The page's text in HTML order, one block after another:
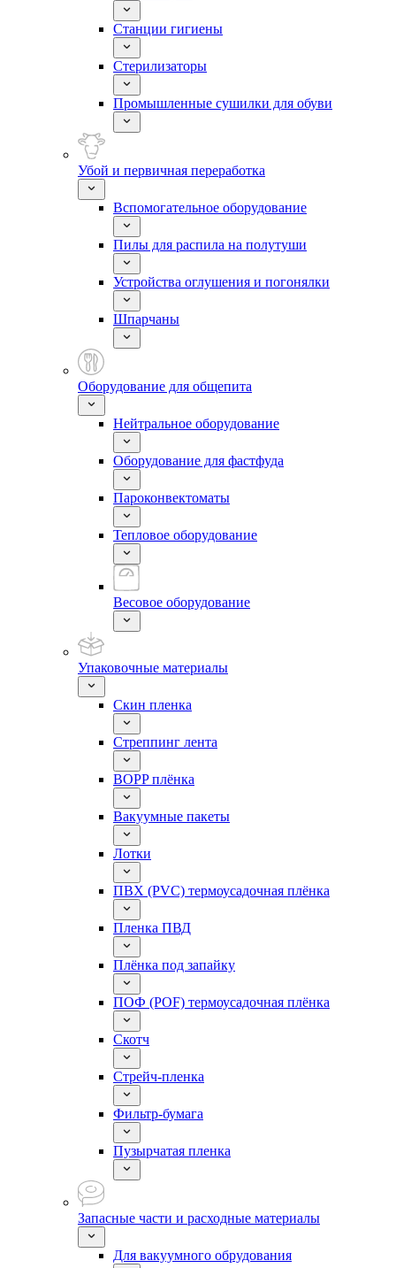
Станции гигиены
Стерилизаторы
Промышленные сушилки для обуви
Убой и первичная переработка
Вспомогательное оборудование
Пилы для распила на полутуши
Устройства оглушения и погонялки
Шпарчаны
Оборудование для общепита
Нейтральное оборудование
Оборудование для фастфуда
Пароконвектоматы
Тепловое оборудование
Весовое оборудование
Упаковочные материалы
Скин пленка
Стреппинг лента
BOPP плёнка
Вакуумные пакеты
Лотки
ПВХ (PVC) термоусадочная плёнка
Пленка ПВД
Плёнка под запайку
ПОФ (POF) термоусадочная плёнка
Скотч
Стрейч-пленка
Фильтр-бумага
Пузырчатая пленка
Запасные части и расходные материалы
Для вакуумного обрудования